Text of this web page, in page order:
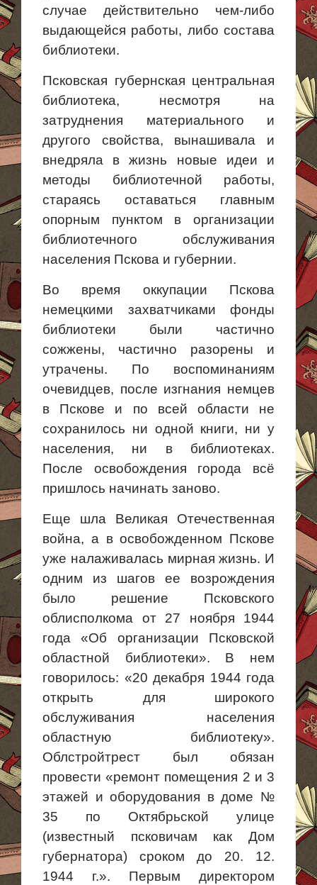
случае действительно чем-либо
выдающейся работы, либо состава
библиотеки.
Псковская губернская центральная
библиотека, несмотря на
затруднения материального и
другого свойства, вынашивала и
внедряла вжизнь новые идеи и
методы библиотечной работы,
стараясь оставаться главным
опорным пунктом в организации
библиотечного обслуживания
населения Пскова и губернии.
Во время оккупации Пскова
немецкими захватчиками фонды
библиотеки были частично
сожжены, частично разорены и
утрачены. По воспоминаниям
очевидцев, после изгнания немцев
в Пскове и по всей области не
сохранилось ни одной книги, ни у
населения, ни в библиотеках.
После освобождения города всё
пришлось начинать заново.
Еще шла Великая Отечественная
война, а в освобожденном Пскове
уже налаживалась мирная жизнь. И
одним из шагов ее возрождения
было решение Псковского
облисполкома от 27 ноября 1944
года «Об организации Псковской
областной библиотеки». В нем
говорилось: «20 декабря 1944 года
открыть для широкого
обслуживания населения
областную библиотеку».
Облстройтрест был обязан
провести «ремонт помещения 2 и 3
этажей и оборудования в доме №
35 по Октябрьской улице
(известный псковичам как Дом
губернатора) сроком до 20. 12.
1944 г.». Первым директором